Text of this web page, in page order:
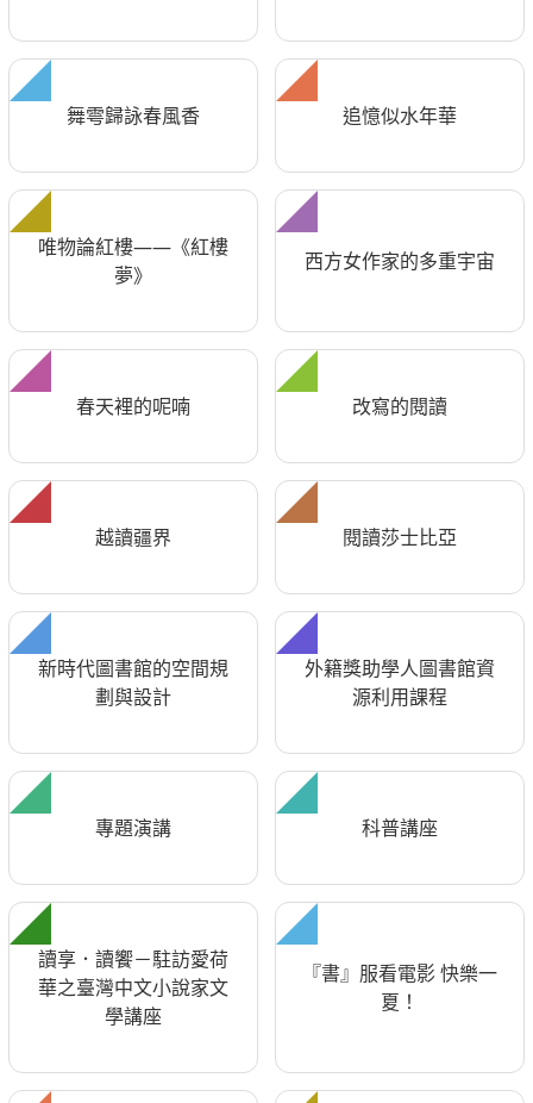
舞雩歸詠春風香 追憶似水年華
唯物論紅樓——《紅樓
夢》
西方女作家的多重宇宙
春天裡的呢喃 改寫的閱讀
越讀疆界 閱讀莎士比亞
新時代圖書館的空間規
劃與設計
外籍獎助學人圖書館資
源利用課程
專題演講 科普講座
讀享．讀饗－駐訪愛荷
華之臺灣中文小說家文
學講座
『書』服看電影 快樂一
夏！